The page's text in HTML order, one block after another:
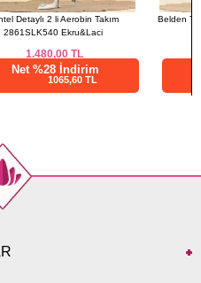
Belden Tokalı Krep Elbise 24030UKB139
Haki
2.975,09
Net %76 İndirim
714,02 TL